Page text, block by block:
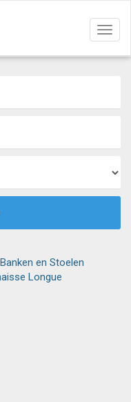
aan/
Banken en Stoelen
Longue